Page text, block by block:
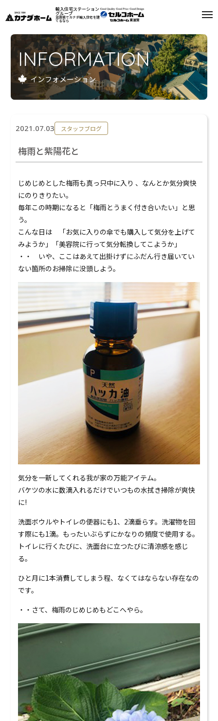
輸入住宅ステーション
グループ
滋賀県でカナダ輸入住宅を建
てるなら
私たちについて
モデルハウス
インフォメーション
会社案内
リフォーム
0120-824-406
09:00-18:00 水定休
INFORMATION
インフォメーション
2021.07.03 スタッフブログ
梅雨と紫陽花と
じめじめとした梅雨も真っ只中に入り 、なんとか気分爽快
にのりきりたい。
毎年この時期になると「梅雨とうまく付き合いたい」と思
う。
こんな日は 「お気に入りの傘でも購入して気分を上げて
みようか」「美容院に行って気分転換してこようか」
・・ いや、ここはあえて出掛けずにふだん行き届いてい
ない箇所のお掃除に没頭しよう。
気分を一新してくれる我が家の万能アイテム。
バケツの水に数滴入れるだけでいつもの水拭き掃除が爽快
に!
洗面ボウルやトイレの便器にも1、2滴垂らす。洗濯物を回
す際にも1滴。もったいぶらずにかなりの頻度で使用する。
トイレに行くたびに、洗面台に立つたびに清涼感を感じ
る。
ひと月に1本消費してしまう程、なくてはならない存在なの
です。
・・さて、梅雨のじめじめもどこへやら。